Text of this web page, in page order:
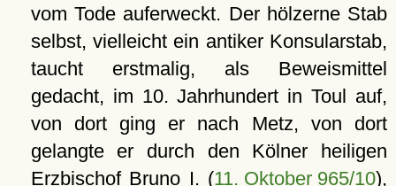
vom Tode auferweckt. Der hölzerne Stab
selbst, vielleicht ein antiker Konsularstab,
taucht erstmalig, als Beweismittel
gedacht, im 10. Jahrhundert in Toul auf,
von dort ging er nach Metz, von dort
gelangte er durch den Kölner heiligen
Erzbischof Bruno I. (11. Oktober 965/10),